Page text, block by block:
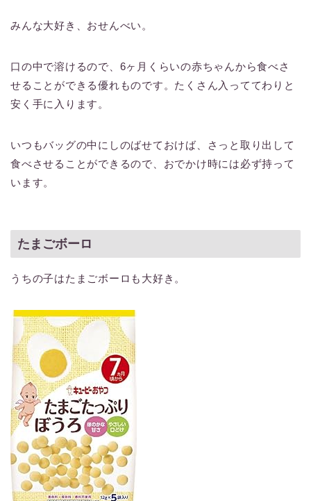
みんな大好き、おせんべい。
口の中で溶けるので、6ヶ月くらいの赤ちゃんから食べさ
せることができる優れものです。たくさん入っててわりと
安く手に入ります。
いつもバッグの中にしのばせておけば、さっと取り出して
食べさせることができるので、おでかけ時には必ず持って
います。
たまごボーロ
うちの子はたまごボーロも大好き。